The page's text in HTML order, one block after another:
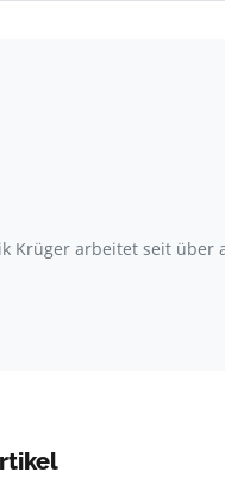
Krüger arbeitet seit über